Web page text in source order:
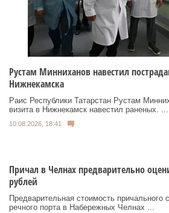
Рустам Минниханов навестил
Нижнекамска
Раис Республики Татарстан Рустам
визита в Нижнекамск навестил раненых. ...
10.08.2026, 18:41
Причал в Челнах предварительно
рублей
Предварительная стоимость причального
речного порта в Набережных Челнах ...